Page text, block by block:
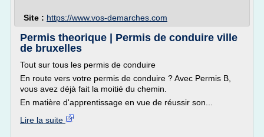
Site : https://www.vos-demarches.com
Permis theorique | Permis de conduire ville
de bruxelles
Tout sur tous les permis de conduire
En route vers votre permis de conduire ? Avec Permis B,
vous avez déjà fait la moitié du chemin.
En matière d'apprentissage en vue de réussir son...
Lire la suite